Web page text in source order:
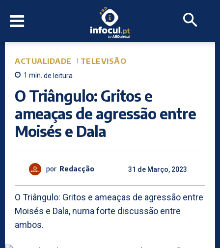
ACTUALIDADE TELEVISÃO
1 min. de leitura
O Triângulo: Gritos e
ameaças de agressão entre
Moisés e Dala
por Redacção 31 de Março, 2023
O Triângulo: Gritos e ameaças de agressão entre
Moisés e Dala, numa forte discussão entre
ambos.